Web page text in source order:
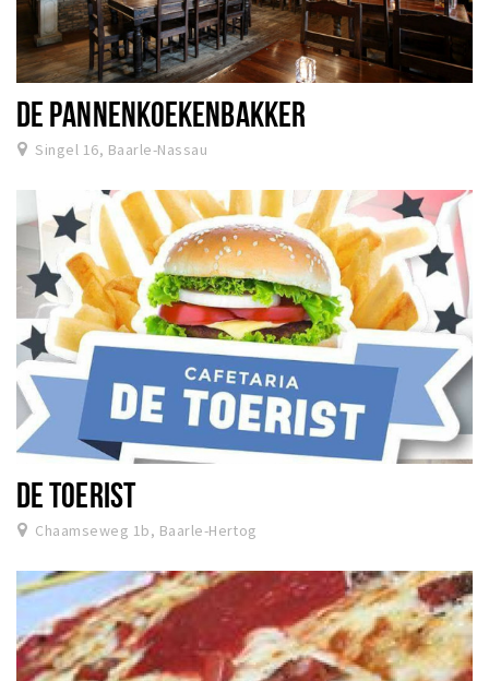
DE PANNENKOEKENBAKKER
Singel 16, Baarle-Nassau
DE TOERIST
Chaamseweg 1b, Baarle-Hertog